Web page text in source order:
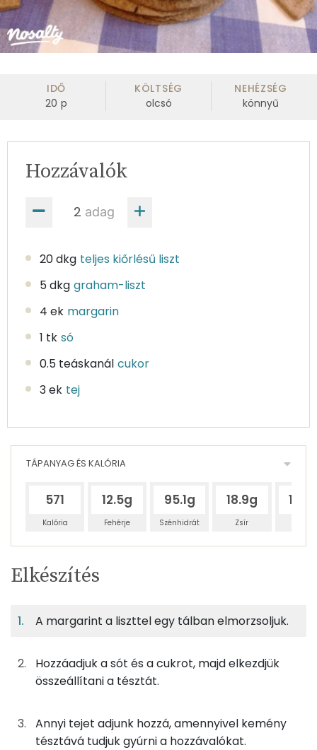
IDŐ
20 p
KÖLTSÉG
olcsó
NEHÉZSÉG
könnyű
adag
Hozzávalók
20 dkg teljes kiőrlésű liszt
5 dkg graham-liszt
4 ek margarin
1 tk só
0.5 teáskanál cukor
3 ek tej
TÁPANYAG ÉS KALÓRIA
571
Kalória
12.5g
Fehérje
95.1g
Szénhidrát
18.9g
Zsír
Egy
adagban
8%
66%
13%
100gteljes kiőrlésű liszt
25g
graham-liszt
83 kcal
TÁPANYAGTARTALOM
Egy
2
100
8%
Fehérje
66%
Szénhidrát
Nátrium
Elkészítés
A margarint a liszttel egy tálban elmorzsoljuk.
Hozzáadjuk a sót és a cukrot, majd elkezdjük
összeállítani a tésztát.
Annyi tejet adjunk hozzá, amennyivel kemény
tésztává tudjuk gyúrni a hozzávalókat.